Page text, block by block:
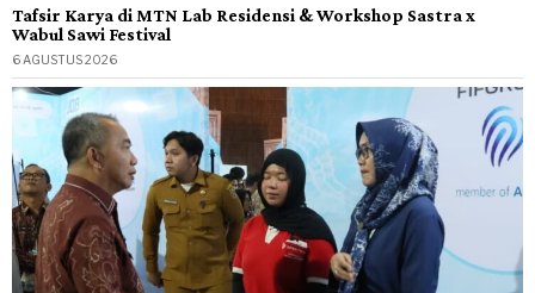
Tafsir Karya di MTN Lab Residensi & Workshop Sastra x
Wabul Sawi Festival
6 AGUSTUS 2026